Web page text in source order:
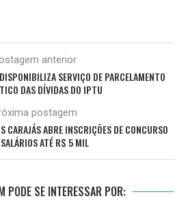
anterior
SERVIÇO DE PARCELAMENTO
DAS DÍVIDAS DO IPTU
postagem
CARAJÁS ABRE INSCRIÇÕES DE CONCURSO
ATÉ R$ 5 MIL
PODE SE INTERESSAR POR: